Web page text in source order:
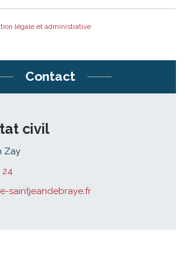
légale et administrative
Contact
civil
Zay
24
saintjeandebraye.fr